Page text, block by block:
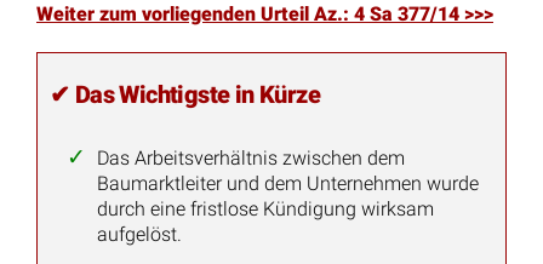
Weiter zum vorliegenden Urteil Az.: 4 Sa 377/14 >>>
✔ Das Wichtigste in Kürze
Das Arbeitsverhältnis zwischen dem
Baumarktleiter und dem Unternehmen wurde
durch eine fristlose Kündigung wirksam
aufgelöst.